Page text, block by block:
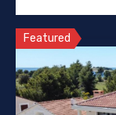
Featured